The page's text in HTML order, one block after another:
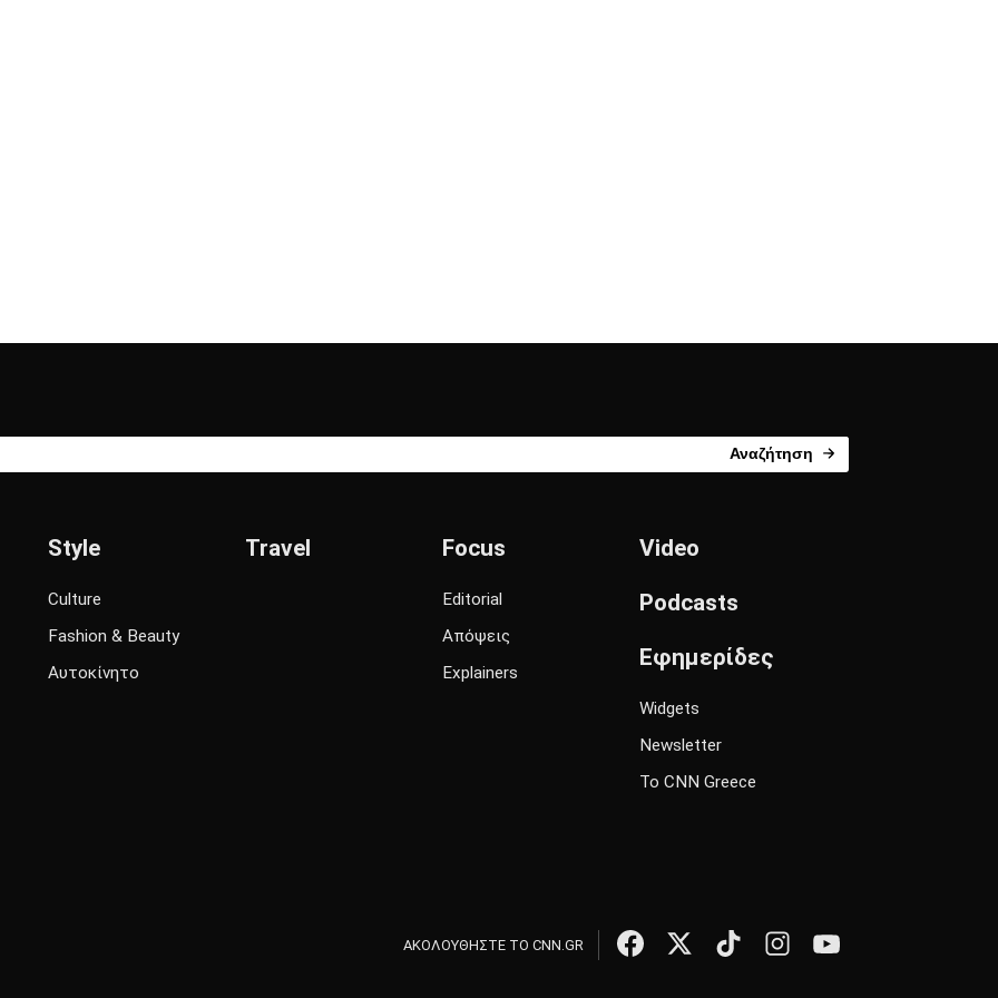
Αναζήτηση
Style
Culture
Fashion & Beauty
Αυτοκίνητο
Travel Focus
Editorial
Απόψεις
Explainers
Video
Podcasts
Εφημερίδες
Widgets
Newsletter
Το CNN Greece
ΑΚΟΛΟΥΘΗΣΤΕ ΤΟ CNN.GR